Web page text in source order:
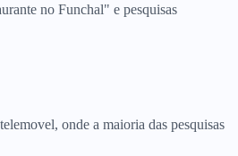
no Funchal" e pesquisas
onde a maioria das pesquisas